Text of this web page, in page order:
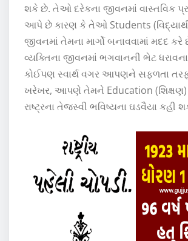
શકે છે. તેઓ દરેકના જીવનમાં વાસ્તવિક
આપે છે કારણ કે તેઓ Students
જીવનમાં તેમના માર્ગો બનાવવામાં મદદ
વ્યક્તિના જીવનમાં ભગવાનની ભેટ
કોઈપણ સ્વાર્થ વગર આપણને સફળતા તરફ
ખરેખર, આપણે તેમને Education (શિક્ષણ)
રાષ્ટ્રના તેજસ્વી ભવિષ્યના ઘડવૈયા કહી